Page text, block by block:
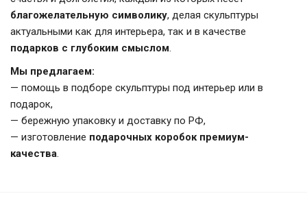
благожелательную символику, делая скульптуры
актуальными как для интерьера, так и в качестве
подарков с глубоким смыслом.
Мы предлагаем:
— помощь в подборе скульптуры под интерьер или в
подарок,
— бережную упаковку и доставку по РФ,
— изготовление подарочных коробок премиум-
качества.